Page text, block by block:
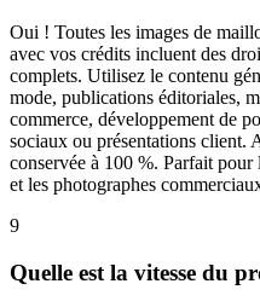
Oui ! Toutes les images de
avec vos crédits incluent des
complets. Utilisez le contenu
mode, publications éditoriales,
commerce, développement de
sociaux ou présentations client.
conservée à 100 %. Parfait pour
et les photographes
9
Quelle est la vitesse du